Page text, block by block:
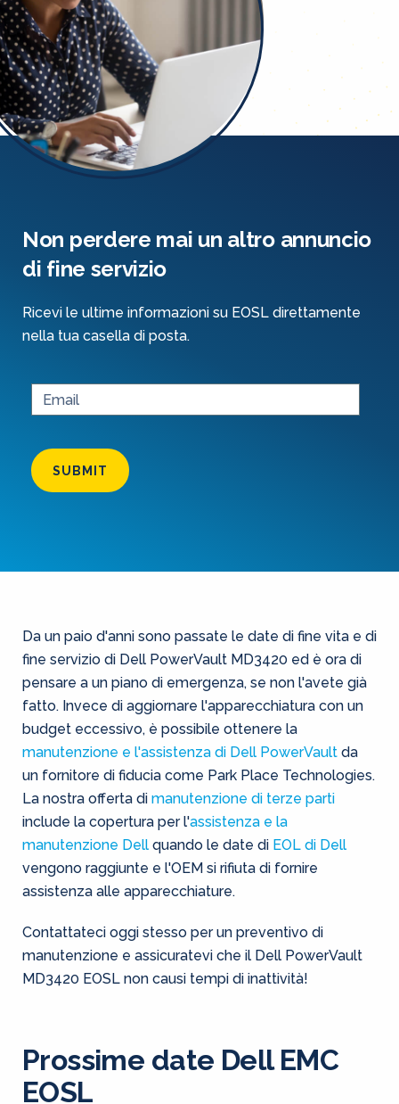
Non perdere mai un altro annuncio
di fine servizio
Ricevi le ultime informazioni su EOSL direttamente
nella tua casella di posta.
SUBMIT
Da un paio d'anni sono passate le date di fine vita e di
fine servizio di Dell PowerVault MD3420 ed è ora di
pensare a un piano di emergenza, se non l'avete già
fatto. Invece di aggiornare l'apparecchiatura con un
budget eccessivo, è possibile ottenere la
manutenzione e l'assistenza di Dell PowerVault da
un fornitore di fiducia come Park Place Technologies.
La nostra offerta di manutenzione di terze parti
include la copertura per l'assistenza e la
manutenzione Dell quando le date di EOL di Dell
vengono raggiunte e l'OEM si rifiuta di fornire
assistenza alle apparecchiature.
Contattateci oggi stesso per un preventivo di
manutenzione e assicuratevi che il Dell PowerVault
MD3420 EOSL non causi tempi di inattività!
Prossime date Dell EMC
EOSL